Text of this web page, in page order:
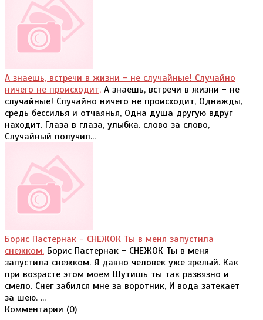
А знаешь, встречи в жизни - не случайные! Случайно
ничего не происходит, А знаешь, встречи в жизни - не
случайные! Случайно ничего не происходит, Однажды,
средь бессилья и отчаянья, Одна душа другую вдруг
находит. Глаза в глаза, улыбка. слово за слово,
Случайный получил...
Борис Пастернак - СНЕЖОК Ты в меня запустила
снежком. Борис Пастернак - СНЕЖОК Ты в меня
запустила снежком. Я давно человек уже зрелый. Как
при возрасте этом моем Шутишь ты так развязно и
смело. Снег забился мне за воротник, И вода затекает
за шею. ...
Комментарии (0)